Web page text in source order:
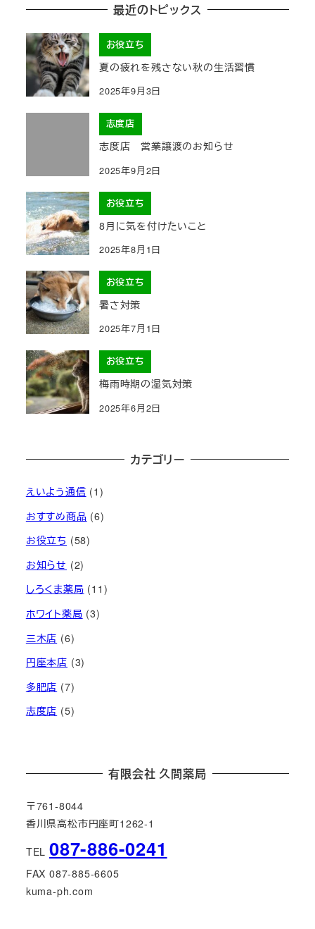
最近のトピックス
お役立ち
夏の疲れを残さない秋の生活習慣
2025年9月3日
志度店
志度店 営業譲渡のお知らせ
2025年9月2日
お役立ち
8月に気を付けたいこと
2025年8月1日
お役立ち
暑さ対策
2025年7月1日
お役立ち
梅雨時期の湿気対策
2025年6月2日
カテゴリー
えいよう通信 (1)
おすすめ商品 (6)
お役立ち (58)
お知らせ (2)
しろくま薬局 (11)
ホワイト薬局 (3)
三木店 (6)
円座本店 (3)
多肥店 (7)
志度店 (5)
有限会社 久間薬局
〒761-8044
香川県高松市円座町1262-1
TEL 087-886-0241
FAX 087-885-6605
kuma-ph.com